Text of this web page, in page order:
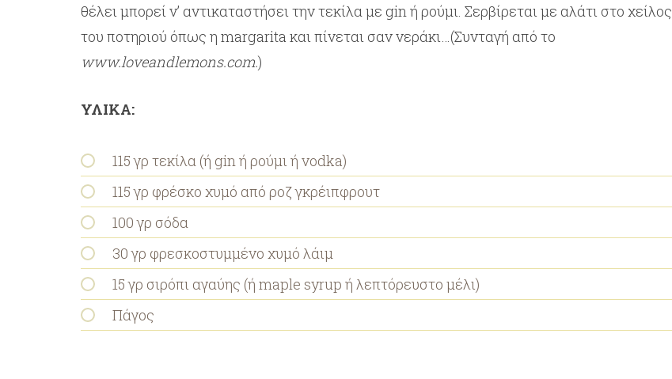
θέλει μπορεί ν’ αντικαταστήσει την τεκίλα με gin ή ρούμι. Σερβίρεται με αλάτι στο χείλος
του ποτηριού όπως η margarita και πίνεται σαν νεράκι…(Συνταγή από το
www.loveandlemons.com.)
ΥΛΙΚΑ:
115 γρ τεκίλα (ή gin ή ρούμι ή vodka)
115 γρ φρέσκο χυμό από ροζ γκρέιπφρουτ
100 γρ σόδα
30 γρ φρεσκοστυμμένο χυμό λάιμ
15 γρ σιρόπι αγαύης (ή maple syrup ή λεπτόρευστο μέλι)
Πάγος